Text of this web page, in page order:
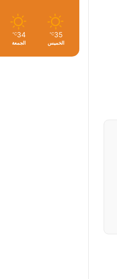
35
℃
الخميس
34
℃
الجمعة